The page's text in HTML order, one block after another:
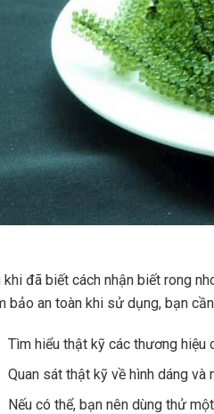
khi đã biết cách nhận biết rong
bảo an toàn khi sử dụng, bạn
Tìm hiểu thật kỹ các thương hiệu
Quan sát thật kỹ về hình dáng
Nếu có thể, bạn nên dùng thử